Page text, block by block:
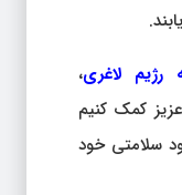
رژیم لاغری،
عزیز کمک کنیم
سلامتی خود